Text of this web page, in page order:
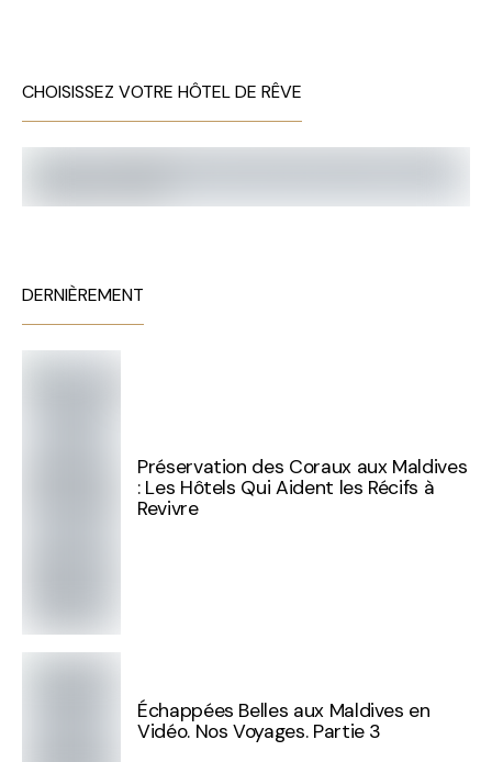
CHOISISSEZ VOTRE HÔTEL DE RÊVE
DERNIÈREMENT
Préservation des Coraux aux Maldives
: Les Hôtels Qui Aident les Récifs à
Revivre
Échappées Belles aux Maldives en
Vidéo. Nos Voyages. Partie 3